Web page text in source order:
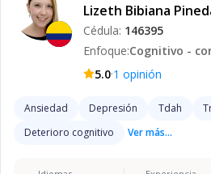
Lizeth Bibiana
Cédula: 146395
Enfoque:Cognitivo -
5.0·1 opinión
Ansiedad Depresión Tdah
Deterioro cognitivo
Ver más...